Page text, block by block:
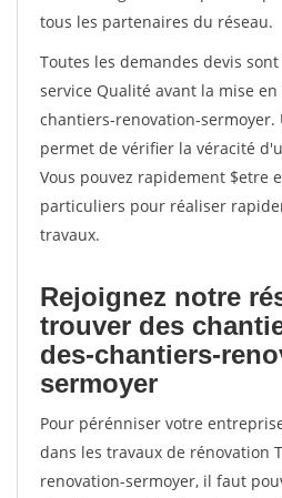
tous les partenaires du réseau.
Toutes les demandes devis
service Qualité avant la mise
chantiers-renovation-sermoyer.
permet de vérifier la véracité
Vous pouvez rapidement $etre
particuliers pour réaliser
travaux.
Rejoignez notre
trouver des
des-chantiers-
sermoyer
Pour pérénniser votre
dans les travaux de rénovation
renovation-sermoyer, il faut